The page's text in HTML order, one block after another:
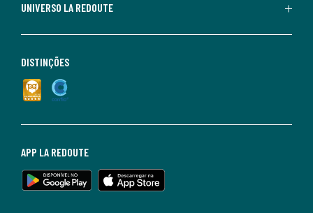
UNIVERSO LA REDOUTE
APP LA REDOUTE
DISTINÇÕES